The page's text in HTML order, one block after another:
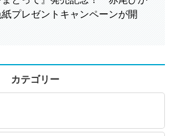
プレゼントキャンペーンが開
カテゴリー